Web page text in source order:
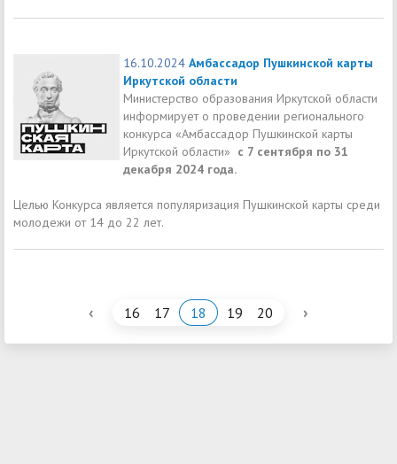
16.10.2024 Амбассадор Пушкинской карты
Иркутской области
Министерство образования Иркутской области
информирует о проведении регионального
конкурса «Амбассадор Пушкинской карты
Иркутской области» с 7 сентября по 31
декабря 2024 года.
Целью Конкурса является популяризация Пушкинской карты среди
молодежи от 14 до 22 лет.
‹ 16 17 18 19 20 ›